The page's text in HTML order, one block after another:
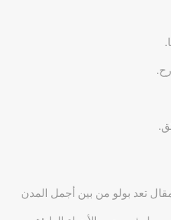
تعد بولو من بين أجمل المدن